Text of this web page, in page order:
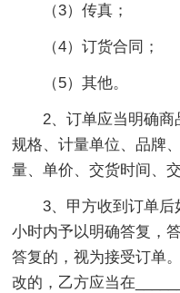
（3）传真；
（4）订货合同；
（5）其他。
2、订单应当明确商
规格、计量单位、品牌
量、单价、交货时间、
3、甲方收到订单后如
小时内予以明确答复，
答复的，视为接受订单
改的，乙方应当在